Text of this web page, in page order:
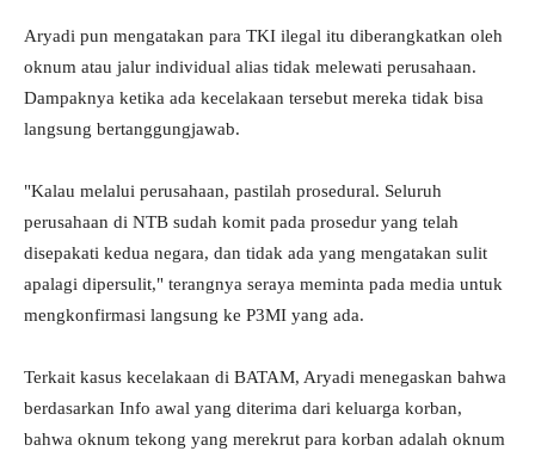
Aryadi pun mengatakan para TKI ilegal itu diberangkatkan oleh
oknum atau jalur individual alias tidak melewati perusahaan.
Dampaknya ketika ada kecelakaan tersebut mereka tidak bisa
langsung bertanggungjawab.
"Kalau melalui perusahaan, pastilah prosedural. Seluruh
perusahaan di NTB sudah komit pada prosedur yang telah
disepakati kedua negara, dan tidak ada yang mengatakan sulit
apalagi dipersulit," terangnya seraya meminta pada media untuk
mengkonfirmasi langsung ke P3MI yang ada.
Terkait kasus kecelakaan di BATAM, Aryadi menegaskan bahwa
berdasarkan Info awal yang diterima dari keluarga korban,
bahwa oknum tekong yang merekrut para korban adalah oknum